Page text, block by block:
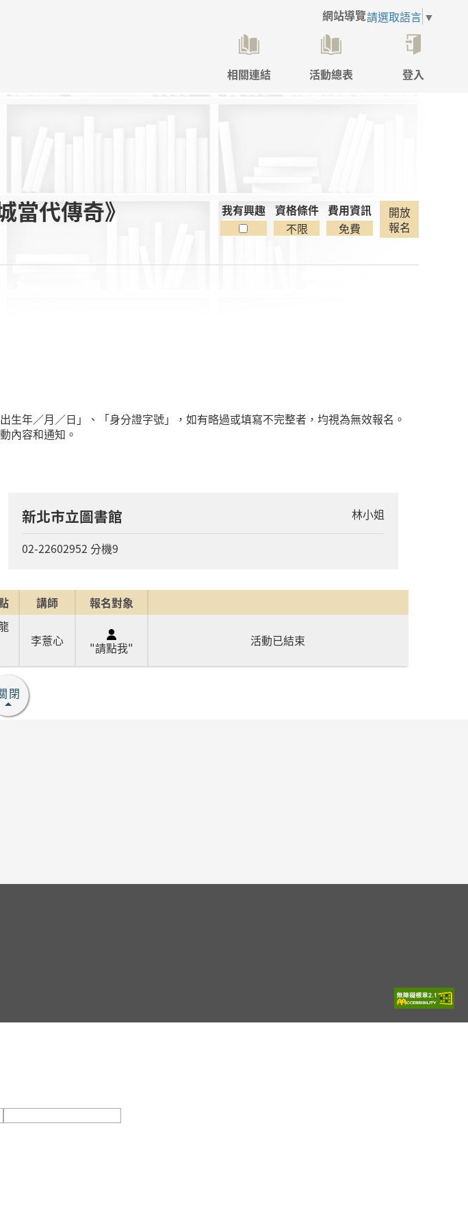
網站導覽請選取語言 ▼
相關連結
活動總表
跳
視
登入
當代傳奇》 我有興趣 資格條件
不限
費用資訊
免費
開放
報名
年／月／日」、「身分證字號」，如有略過或填寫不完整者，均視為無效報名。
內容和通知。
新北市立圖書館 林小姐
02-22602952 分機9
講師 報名對象
李薏心 "請點我" 活動已結束
閉